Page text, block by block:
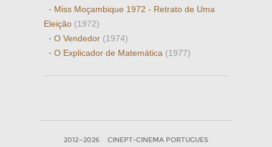
· Miss Moçambique 1972 - Retrato de Uma
Eleição (1972)
· O Vendedor (1974)
· O Explicador de Matemática (1977)
2012—2026 CINEPT-CINEMA PORTUGUES